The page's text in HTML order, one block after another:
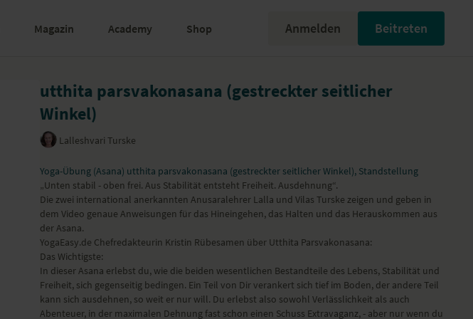
Magazin Academy Shop Anmelden Beitreten
utthita parsvakonasana (gestreckter seitlicher
Winkel)
Lalleshvari Turske
Yoga-Übung (Asana) utthita parsvakonasana (gestreckter seitlicher Winkel), Standstellung
„Unten stabil - oben frei. Aus Stabilität entsteht Freiheit. Ausdehnung“.
Die zwei international anerkannten Anusaralehrer Lalla und Vilas Turske zeigen und geben in
dem Video genaue Anweisungen für das Hineingehen, das Halten und das Herauskommen aus
der Asana.
YogaEasy.de Chefredakteurin Kristin Rübesamen über Utthita Parsvakonasana:
Das Wichtigste:
In dieser Asana erlebst du, wie die beiden wesentlichen Bestandteile des Lebens, Stabilität und
Freiheit, sich gegenseitig bedingen. Ein Teil von Dir verankert sich tief im Boden, der andere Teil
kann sich ausdehnen, so weit er nur will. Du erlebst also sowohl Verlässlichkeit als auch
Abenteuer, in der maximalen Dehnung fast schon einen Schuss Extravaganz, - aber nur wenn du